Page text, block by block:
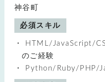
神谷町
必須スキル
HTML/JavaScript/
のご経験
Python/Ruby/PHP/